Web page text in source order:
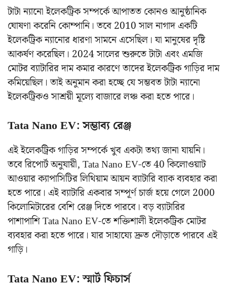
টাটা ন্যানো ইলেকট্রিক সম্পর্কে আপাতত কোনও আনুষ্ঠানিক
ঘোষণা করেনি কোম্পানি। তবে 2010 সাল নাগাদ একটি
ইলেকট্রিক ন্যানোর ধারণা সামনে এসেছিল। যা মানুষের দৃষ্টি
আকর্ষণ করেছিল। 2024 সালের শুরুতে টাটা এবং এমজি
মোটর ব্যাটারির দাম কমার কারণে তাদের ইলেকট্রিক গাড়ির দাম
কমিয়েছিল। তাই অনুমান করা হচ্ছে যে সম্ভবত টাটা ন্যানো
ইলেকট্রিকও সাশ্রয়ী মূল্যে বাজারে লঞ্চ করা হতে পারে।
Tata Nano EV: সম্ভাব্য রেঞ্জ
এই ইলেকট্রিক গাড়ির সম্পর্কে খুব একটা তথ্য জানা যায়নি।
তবে রিপোর্ট অনুযায়ী, Tata Nano EV-তে 40 কিলোওয়াট
আওয়ার ক্যাপাসিটির লিথিয়াম আয়ন ব্যাটারি ব্যাক ব্যবহার করা
হতে পারে। এই ব্যাটারি একবার সম্পূর্ণ চার্জ হয়ে গেলে 2000
কিলোমিটারের বেশি রেঞ্জ দিতে পারবে। বড় ব্যাটারির
পাশাপাশি Tata Nano EV-তে শক্তিশালী ইলেকট্রিক মোটর
ব্যবহার করা হতে পারে। যার সাহায্যে দ্রুত দৌড়াতে পারবে এই
গাড়ি।
Tata Nano EV: স্মার্ট ফিচার্স